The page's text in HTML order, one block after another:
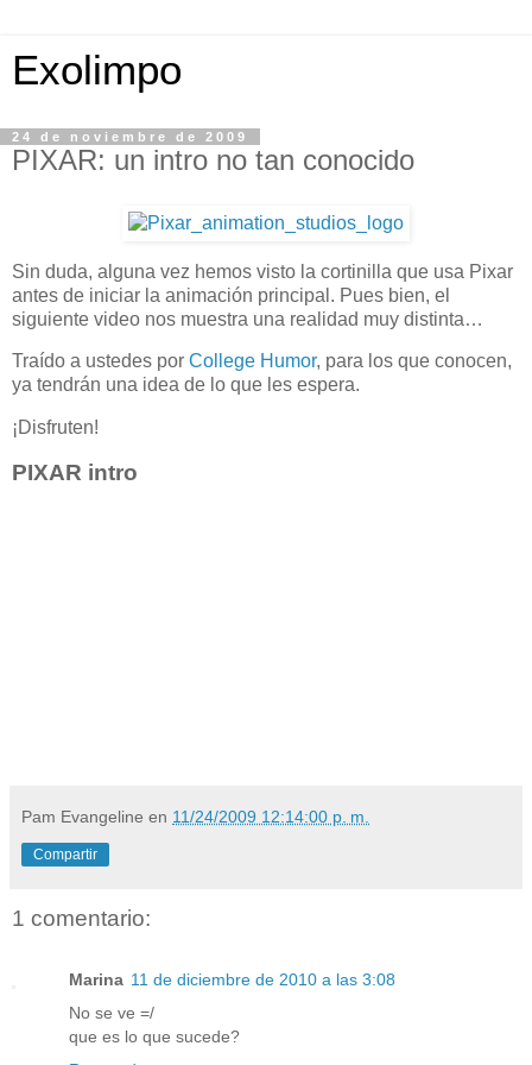
Exolimpo
24 de noviembre de 2009
PIXAR: un intro no tan conocido
Sin duda, alguna vez hemos visto la cortinilla que usa Pixar
antes de iniciar la animación principal. Pues bien, el
siguiente video nos muestra una realidad muy distinta…
Traído a ustedes por College Humor, para los que conocen,
ya tendrán una idea de lo que les espera.
¡Disfruten!
PIXAR intro
Pam Evangeline en 11/24/2009 12:14:00 p. m.
Compartir
1 comentario:
Marina 11 de diciembre de 2010 a las 3:08
No se ve =/
que es lo que sucede?